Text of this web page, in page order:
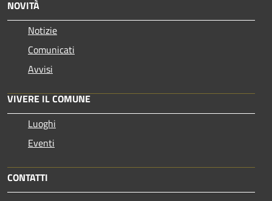
NOVITÀ
Notizie
Comunicati
Avvisi
VIVERE IL COMUNE
Luoghi
Eventi
CONTATTI